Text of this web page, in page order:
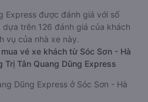
Express được đánh giá với số
trên 126 đánh giá của khách
vụ của nhà xe này.
vé xe khách từ Sóc Sơn - Hà
Trị Tân Quang Dũng Express
Dũng Express ở Sóc Sơn - Hà